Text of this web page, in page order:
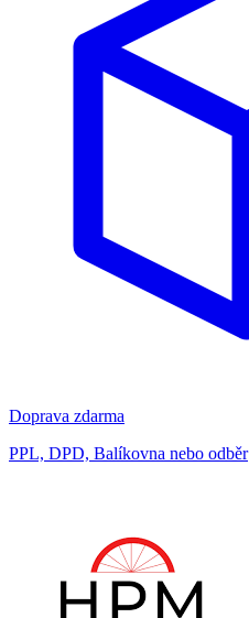
Doprava zdarma
PPL, DPD, Balíkovna nebo odběr